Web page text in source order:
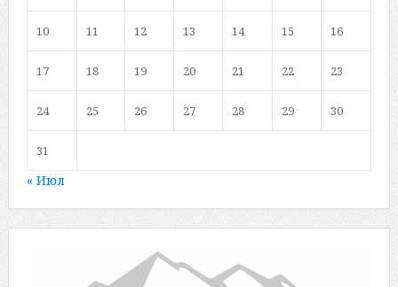
10 11 12 13 14 15 16
17 18 19 20 21 22 23
24 25 26 27 28 29 30
31
« Июл